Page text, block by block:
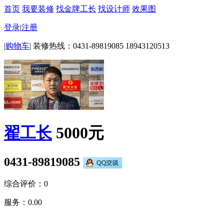
首页 我要装修 找金牌工长 找设计师 效果图
登录|注册
|购物车| 装修热线：0431-89819085 18943120513
翟工长 5000元
0431-89819085
综合评价：0
服务： 0.00